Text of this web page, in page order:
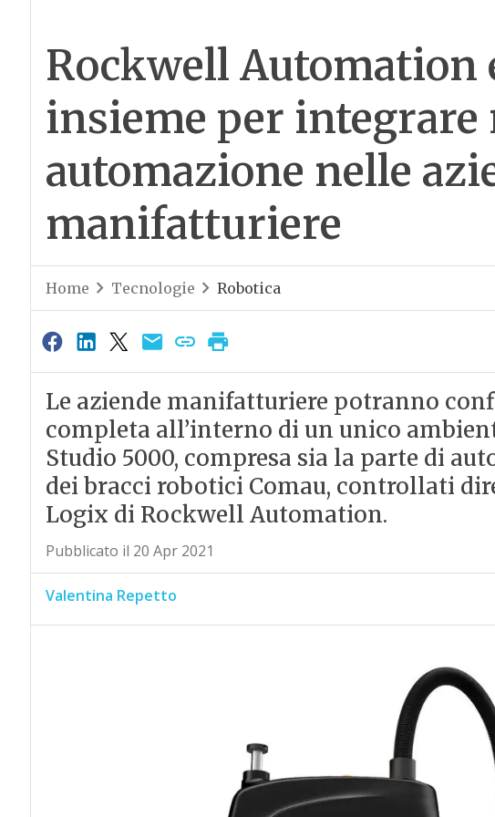
Rockwell Automation
insieme per integrare
automazione nelle
manifatturiere
Home Tecnologie Robotica
Le aziende manifatturiere potranno
completa all’interno di un unico
Studio 5000, compresa sia la parte di
dei bracci robotici Comau, controllati
Logix di Rockwell Automation.
Pubblicato il 20 Apr 2021
Valentina Repetto